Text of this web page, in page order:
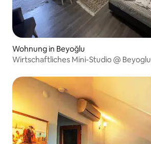
Wohnung in Beyoğlu
Wirtschaftliches Mini-Studio @ Beyoglu